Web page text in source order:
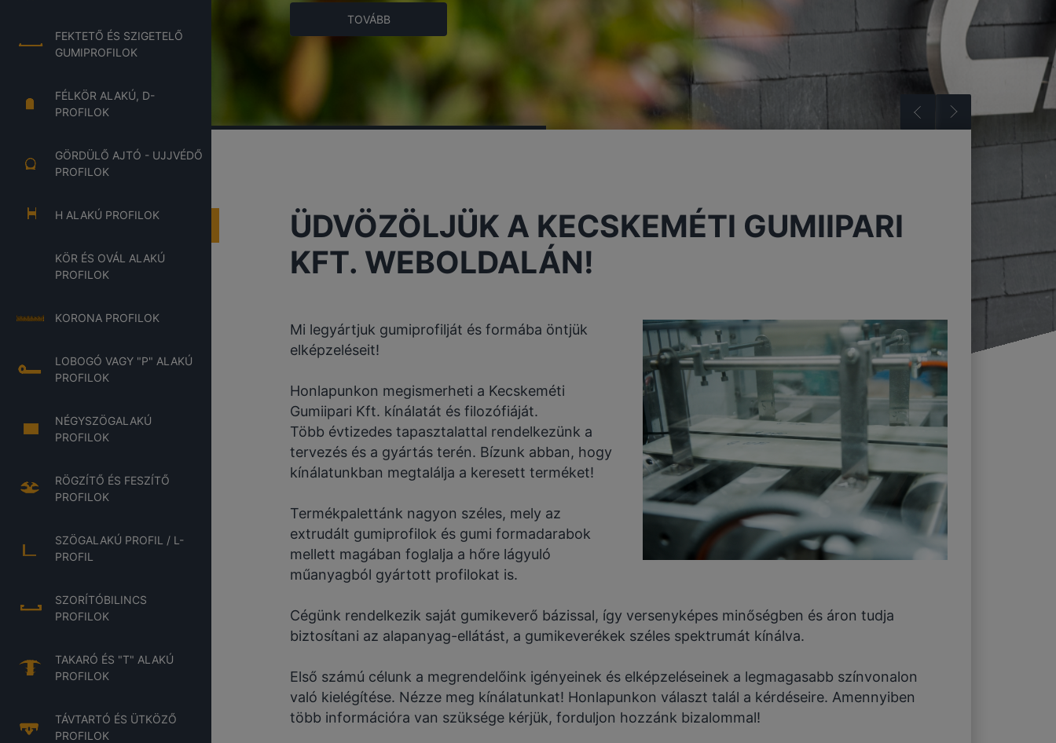
FEKTETŐ ÉS SZIGETELŐ
GUMIPROFILOK
FÉLKÖR ALAKÚ, D-
PROFILOK
GÖRDÜLŐ AJTÓ - UJJVÉDŐ
PROFILOK
H ALAKÚ PROFILOK
KÖR ÉS OVÁL ALAKÚ
PROFILOK
KORONA PROFILOK
LOBOGÓ VAGY "P" ALAKÚ
PROFILOK
NÉGYSZÖGALAKÚ
PROFILOK
RÖGZÍTŐ ÉS FESZÍTŐ
PROFILOK
SZÖGALAKÚ PROFIL / L-
PROFIL
SZORÍTÓBILINCS
PROFILOK
TAKARÓ ÉS "T" ALAKÚ
PROFILOK
TÁVTARTÓ ÉS ÜTKÖZŐ
PROFILOK
TOVÁBB
ÜDVÖZÖLJÜK A KECSKEMÉTI GUMIIPARI
KFT. WEBOLDALÁN!
Mi legyártjuk gumiprofilját és formába öntjük
elképzeléseit!
Honlapunkon megismerheti a Kecskeméti
Gumiipari Kft. kínálatát és filozófiáját.
Több évtizedes tapasztalattal rendelkezünk a
tervezés és a gyártás terén. Bízunk abban, hogy
kínálatunkban megtalálja a keresett terméket!
Termékpalettánk nagyon széles, mely az
extrudált gumiprofilok és gumi formadarabok
mellett magában foglalja a hőre lágyuló
műanyagból gyártott profilokat is.
Cégünk rendelkezik saját gumikeverő bázissal, így versenyképes minőségben és áron tudja
biztosítani az alapanyag-ellátást, a gumikeverékek széles spektrumát kínálva.
Első számú célunk a megrendelőink igényeinek és elképzeléseinek a legmagasabb színvonalon
való kielégítése. Nézze meg kínálatunkat! Honlapunkon választ talál a kérdéseire. Amennyiben
több információra van szüksége kérjük, forduljon hozzánk bizalommal!